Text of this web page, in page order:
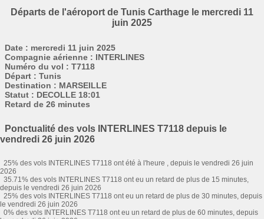
Départs de l'aéroport de Tunis Carthage le mercredi 11
juin 2025
Date : mercredi 11 juin 2025
Compagnie aérienne : INTERLINES
Numéro du vol : T7118
Départ : Tunis
Destination : MARSEILLE
Statut : DECOLLE 18:01
Retard de 26 minutes
Ponctualité des vols INTERLINES T7118 depuis le
vendredi 26 juin 2026
25% des vols INTERLINES T7118 ont été à l'heure , depuis le vendredi 26 juin
2026
35.71% des vols INTERLINES T7118 ont eu un retard de plus de 15 minutes,
depuis le vendredi 26 juin 2026
25% des vols INTERLINES T7118 ont eu un retard de plus de 30 minutes, depuis
le vendredi 26 juin 2026
0% des vols INTERLINES T7118 ont eu un retard de plus de 60 minutes, depuis